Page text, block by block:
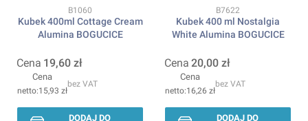
Kod produktu
B1060
Kubek 400ml Cottage Cream
Alumina BOGUCICE
Cena 19,60 zł
Cena
15,93 zł
bez VAT
DODAJ DO
Kod produktu
B7622
Kubek 400 ml Nostalgia
White Alumina BOGUCICE
Cena 20,00 zł
Cena
16,26 zł
bez VAT
DODAJ DO